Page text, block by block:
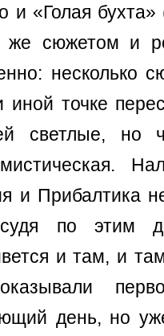
и «Голая бухта»
же сюжетом и
несколько
точке
светлые, но
и Прибалтика
по этим
и там, и
день, но